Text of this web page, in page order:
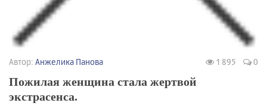
Автор: Анжелика Панова 1 895 0
Пожилая женщина стала жертвой
экстрасенса.